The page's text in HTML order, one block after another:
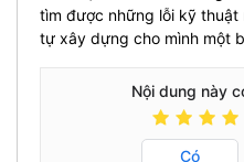
tìm được những lỗi kỹ
tự xây dựng cho mình một
Nội dung này
Có